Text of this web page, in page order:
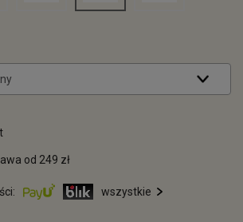
od 249 zł
wszystkie